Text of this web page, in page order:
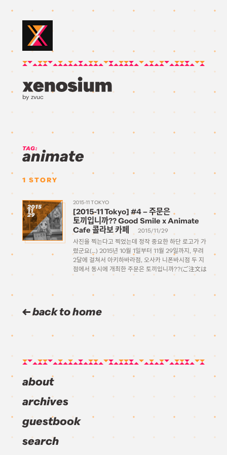
by zvuc
TAG:
animate
1 STORY
2015
11
29
2015-11 TOKYO
[2015-11 Tokyo] #4 – 주문은
토끼입니까?? Good Smile x Animate
Cafe 콜라보 카페
2015/11/29
사진을 찍는다고 찍었는데 정작 중요한 하단 로고가 가
렸군요(…) 2015년 10월 1일부터 11월 29일까지, 무려
2달에 걸쳐서 아키하바라점, 오사카 니폰바시점 두 지
점에서 동시에 개최한 주문은 토끼입니까??(ご注文は
(https://cafe.animate.co.jp/collabo_cafe/1748/?
전에 저도 한번 […]
back to home
about
archives
guestbook
search